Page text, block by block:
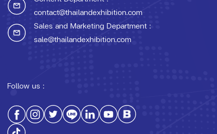
contact@thailandexhibition.com
Sales and Marketing Department :
sale@thailandexhibition.com
Follow us :